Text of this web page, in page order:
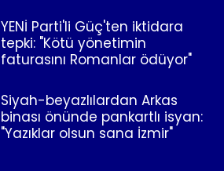
YENİ Parti'li Güç'ten iktidara
tepki: "Kötü yönetimin
faturasını Romanlar ödüyor"
Siyah-beyazlılardan Arkas
binası önünde pankartlı isyan:
"Yazıklar olsun sana İzmir"